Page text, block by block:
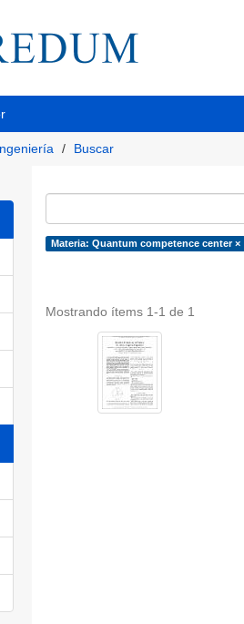
Buscar
Materia: Quantum competence center ×
Mostrando ítems 1-1 de 1